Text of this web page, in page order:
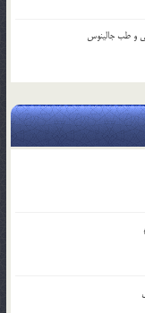
و طب جالینوس